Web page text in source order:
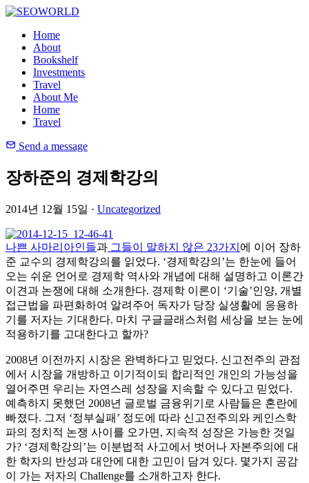
Home
About
Bookshelf
Investments
Travel
About Me
Home
Travel
Send a message
장하준의 경제학강의
2014년 12월 15일 · Uncategorized
나쁜 사마리아인들과 그들이 말하지 않은 23가지 에 이어 장하
준 교수의 경제학강의를 읽었다. ‘경제학강의’는 한눈에 들어
오는 쉬운 언어로 경제학 역사와 개념에 대해 설명하고 이론간
이견과 논쟁에 대해 소개한다. 경제학 이론이 ‘기술’인양, 개별
접근법을 파편화하여 알려주어 독자가 당장 실생활에 응용하
기를 저자는 기대한다. 마치 구글글래스처럼 세상을 보는 눈에
적용하기를 고대한다고 할까?
2008년 이전까지 시장은 완벽하다고 믿었다. 신고전주의 관점
에서 시장을 개방하고 이기적이되 합리적인 개인의 가능성을
열어주면 우리는 자연스레 성장을 지속할 수 있다고 믿었다.
예측하지 못했던 2008년 글로벌 금융위기로 사람들은 혼란에
빠졌다. 그저 ‘정부실패’ 정도에 따라 신고전주의와 케인스학
파의 정치적 논쟁 사이를 오가면, 지속적 성장은 가능한 것일
가? ‘경제학강의’는 이분법적 사고에서 벗어나 자본주의에 대
한 학자의 반성과 대안에 대한 고민이 담겨 있다. 몇가지 공감
이 가는 저자의 Challenge를 소개하고자 한다.